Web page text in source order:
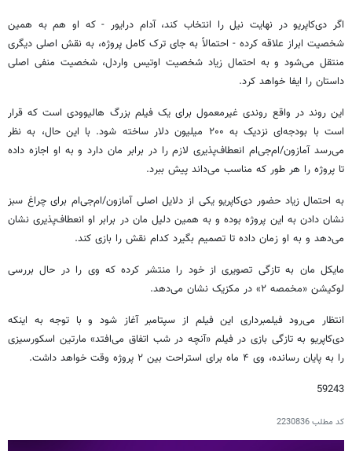
اگر دی‌کاپریو در نهایت نیل را انتخاب کند، آدام درایور - که او هم به همین
شخصیت ابراز علاقه کرده - احتمالاً به جای ترک کامل پروژه، به نقش اصلی دیگری
منتقل می‌شود و به احتمال زیاد شخصیت اوتیس واردل، شخصیت منفی اصلی
داستان را ایفا خواهد کرد.
این روند در واقع روندی غیرمعمول برای یک فیلم بزرگ هالیوودی است که قرار
است با بودجه‌ای نزدیک به ۲۰۰ میلیون دلار ساخته شود. با این حال، به نظر
می‌رسد آمازون/ام‌جی‌ام انعطاف‌پذیری لازم را در برابر مان دارد و به او اجازه داده
تا پروژه را هر طور که مناسب می‌داند پیش ببرد.
به احتمال زیاد حضور دی‌کاپریو یکی از دلایل اصلی آمازون/ام‌جی‌ام برای چراغ سبز
نشان دادن به این پروژه بوده و به همین دلیل مان در برابر او انعطاف‌پذیری نشان
می‌دهد و به او زمان داده تا تصمیم بگیرد کدام نقش را بازی کند.
مایکل مان به تازگی تصویری از خود را منتشر کرده که وی را در حال بررسی
لوکیشن «مخمصه ۲» در مکزیک نشان می‌دهد.
انتظار می‌رود فیلمبرداری این فیلم از سپتامبر آغاز شود و با توجه به اینکه
دی‌کاپریو به تازگی بازی در فیلم «آنچه در شب اتفاق می‌افتد» مارتین اسکورسیزی
را به پایان رسانده، وی ۴ ماه برای استراحت بین ۲ پروژه وقت خواهد داشت.
59243
کد مطلب2230836